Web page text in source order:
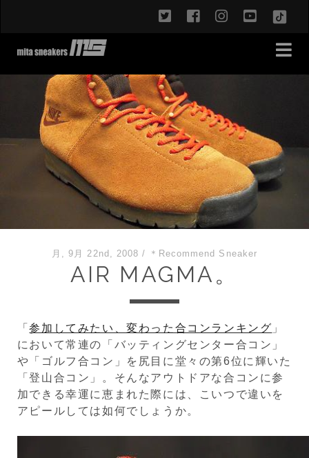
twitterfacebookinstagram
月, 9月 22nd, 2008 / ＊Recommend Sneaker
AIR MAGMA。
「参加してみたい、変わった合コンランキング 」
において常連の「バッティングセンター合コン」
や「ゴルフ合コン」を尻目に堂々の第6位に輝いた
「登山合コン」。そんなアウトドアな合コンに参
加できる幸運に恵まれた際には、こいつで違いを
アピールしては如何でしょうか。